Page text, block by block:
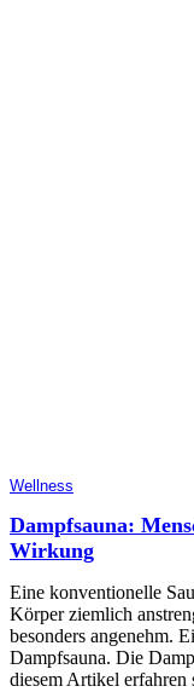
Wellness
Dampfsauna:
Wirkung
Eine konventionelle
Körper ziemlich
besonders angenehm.
Dampfsauna. Die
diesem Artikel erfahren